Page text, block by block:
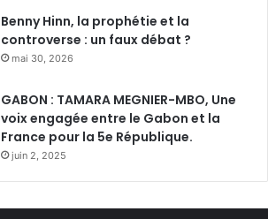
Benny Hinn, la prophétie et la
controverse : un faux débat ?
mai 30, 2026
GABON : TAMARA MEGNIER-MBO, Une
voix engagée entre le Gabon et la
France pour la 5e République.
juin 2, 2025